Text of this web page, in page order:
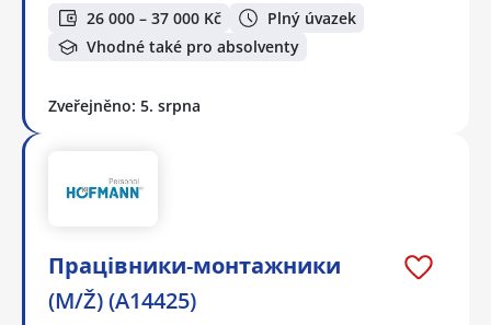
26 000 – 37 000 Kč
Plný úvazek
Vhodné také pro absolventy
Zveřejněno: 5. srpna
Працівники-монтажники
(M/Ž) (A14425)